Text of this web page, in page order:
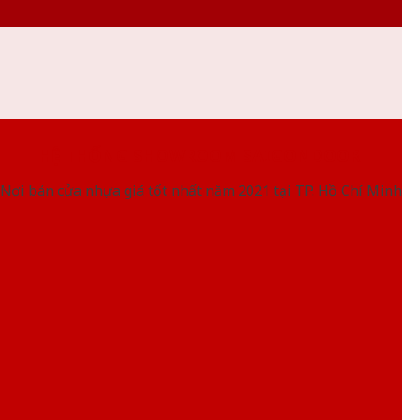
Nơi bán cửa nhựa giá tốt nhất năm 2021 tại TP. Hồ Chí Minh